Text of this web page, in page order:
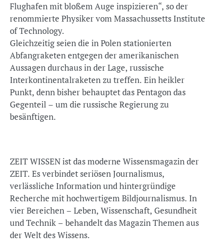
Flughafen mit bloßem Auge inspizieren“, so der
renommierte Physiker vom Massachussetts Institute
of Technology.
Gleichzeitig seien die in Polen stationierten
Abfangraketen entgegen der amerikanischen
Aussagen durchaus in der Lage, russische
Interkontinentalraketen zu treffen. Ein heikler
Punkt, denn bisher behauptet das Pentagon das
Gegenteil – um die russische Regierung zu
besänftigen.
ZEIT WISSEN ist das moderne Wissensmagazin der
ZEIT. Es verbindet seriösen Journalismus,
verlässliche Information und hintergründige
Recherche mit hochwertigem Bildjournalismus. In
vier Bereichen – Leben, Wissenschaft, Gesundheit
und Technik – behandelt das Magazin Themen aus
der Welt des Wissens.